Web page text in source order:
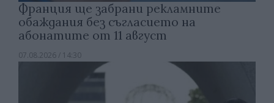
Франция ще забрани рекламните
обаждания без съгласието на
абонатите от 11 август
07.08.2026 / 14:30